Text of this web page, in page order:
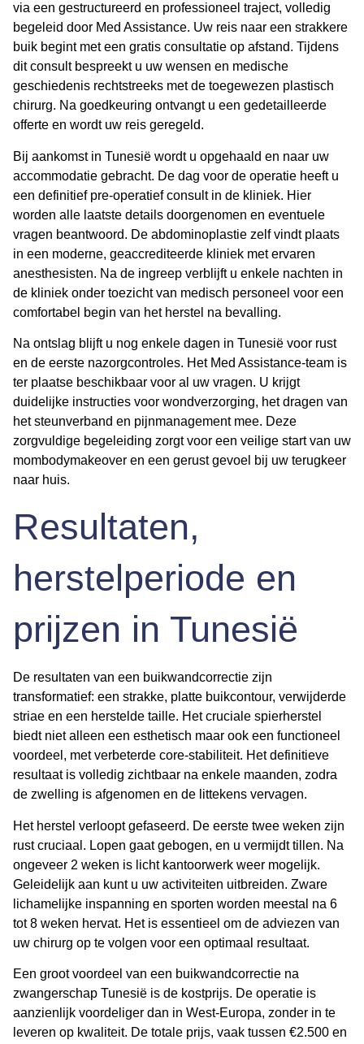
via een gestructureerd en professioneel traject, volledig
begeleid door Med Assistance. Uw reis naar een strakkere
buik begint met een gratis consultatie op afstand. Tijdens
dit consult bespreekt u uw wensen en medische
geschiedenis rechtstreeks met de toegewezen plastisch
chirurg. Na goedkeuring ontvangt u een gedetailleerde
offerte en wordt uw reis geregeld.
Bij aankomst in Tunesië wordt u opgehaald en naar uw
accommodatie gebracht. De dag voor de operatie heeft u
een definitief pre-operatief consult in de kliniek. Hier
worden alle laatste details doorgenomen en eventuele
vragen beantwoord. De abdominoplastie zelf vindt plaats
in een moderne, geaccrediteerde kliniek met ervaren
anesthesisten. Na de ingreep verblijft u enkele nachten in
de kliniek onder toezicht van medisch personeel voor een
comfortabel begin van het herstel na bevalling.
Na ontslag blijft u nog enkele dagen in Tunesië voor rust
en de eerste nazorgcontroles. Het Med Assistance-team is
ter plaatse beschikbaar voor al uw vragen. U krijgt
duidelijke instructies voor wondverzorging, het dragen van
het steunverband en pijnmanagement mee. Deze
zorgvuldige begeleiding zorgt voor een veilige start van uw
mombodymakeover en een gerust gevoel bij uw terugkeer
naar huis.
Resultaten,
herstelperiode en
prijzen in Tunesië
De resultaten van een buikwandcorrectie zijn
transformatief: een strakke, platte buikcontour, verwijderde
striae en een herstelde taille. Het cruciale spierherstel
biedt niet alleen een esthetisch maar ook een functioneel
voordeel, met verbeterde core-stabiliteit. Het definitieve
resultaat is volledig zichtbaar na enkele maanden, zodra
de zwelling is afgenomen en de littekens vervagen.
Het herstel verloopt gefaseerd. De eerste twee weken zijn
rust cruciaal. Lopen gaat gebogen, en u vermijdt tillen. Na
ongeveer 2 weken is licht kantoorwerk weer mogelijk.
Geleidelijk aan kunt u uw activiteiten uitbreiden. Zware
lichamelijke inspanning en sporten worden meestal na 6
tot 8 weken hervat. Het is essentieel om de adviezen van
uw chirurg op te volgen voor een optimaal resultaat.
Een groot voordeel van een buikwandcorrectie na
zwangerschap Tunesië is de kostprijs. De operatie is
aanzienlijk voordeliger dan in West-Europa, zonder in te
leveren op kwaliteit. De totale prijs, vaak tussen €2.500 en